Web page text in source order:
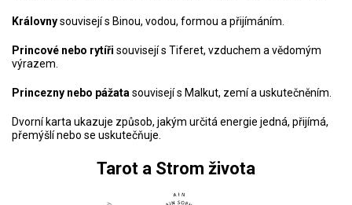
Královnysouvisejí s Binou, vodou, formou a přijímáním.
Princové nebo rytíři souvisejí s Tiferet, vzduchem a vědomým
výrazem.
Princezny nebo pážatasouvisejí s Malkut, zemí a uskutečněním.
Dvorní karta ukazuje způsob, jakým určitá energie jedná, přijímá,
přemýšlí nebo se uskutečňuje.
Tarot a Strom života